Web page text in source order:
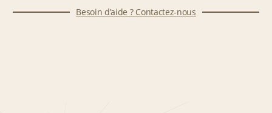
Besoin d’aide ? Contactez-nous